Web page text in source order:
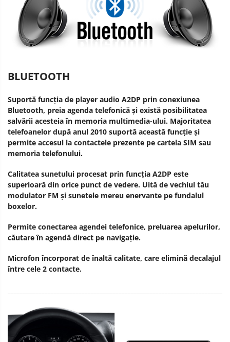
BLUETOOTH
Suportă funcția de player audio A2DP prin conexiunea
Bluetooth, preia agenda telefonică și există posibilitatea
salvării acesteia în memoria multimedia-ului. Majoritatea
telefoanelor după anul 2010 suportă această funcție și
permite accesul la contactele prezente pe cartela SIM sau
memoria telefonului.
Calitatea sunetului procesat prin funcția A2DP este
superioară din orice punct de vedere. Uită de vechiul tău
modulator FM și sunetele mereu enervante pe fundalul
boxelor.
Permite conectarea agendei telefonice, preluarea apelurilor,
căutare în agendă direct pe navigație.
Microfon încorporat de înaltă calitate, care elimină decalajul
între cele 2 contacte.